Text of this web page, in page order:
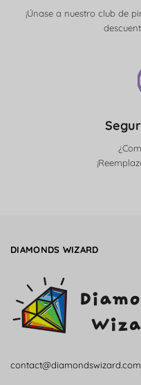
¡Únase a nuestro club de
DIAMONDS WIZARD
contact@diamondswizard.com